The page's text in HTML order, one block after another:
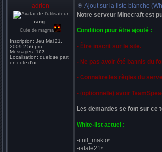
adrien
rang :
Cube de magma
Inscription: Jeu Mai 21,
2009 2:56 pm
Messages: 163
Localisation: quelque part
en cote d'or
Ajout sur la liste blanche
Notre serveur Minecraft est
Condition pour être ajouté :
- Être inscrit sur le site.
- Ne pas avoir été bannis du
- Connaitre les règles du
- (optionnelle) avoir
Les demandes se font sur ce
White-list actuel :
-unil_makto*
-rafale21*